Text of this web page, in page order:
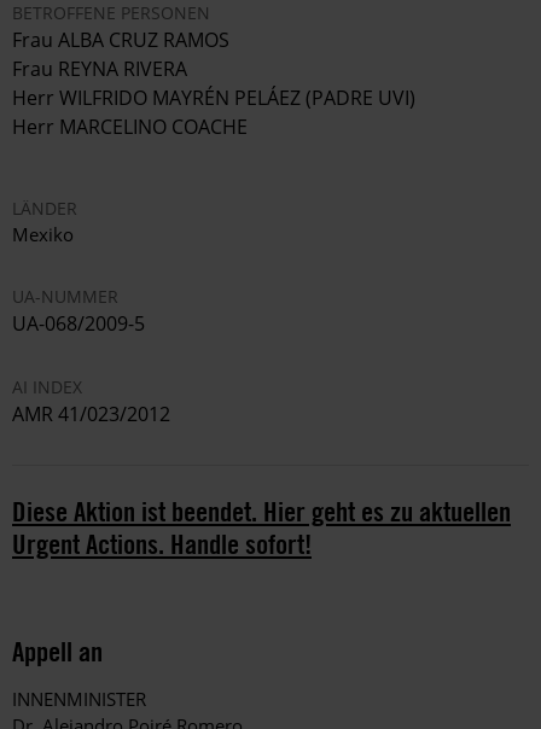
BETROFFENE PERSONEN
Frau ALBA CRUZ RAMOS
Frau REYNA RIVERA
Herr WILFRIDO MAYRÉN PELÁEZ (PADRE UVI)
Herr MARCELINO COACHE
LÄNDER
Mexiko
UA-NUMMER
UA-068/2009-5
AI INDEX
AMR 41/023/2012
Diese Aktion ist beendet. Hier geht es zu aktuellen
Urgent Actions. Handle sofort!
Appell an
INNENMINISTER